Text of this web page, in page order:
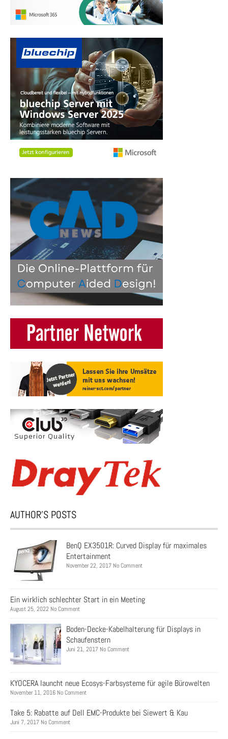
AUTHOR’S POSTS
BenQ EX3501R: Curved Display für maximales
Entertainment
November 22, 2017 No Comment
Ein wirklich schlechter Start in ein Meeting
August 25, 2022 No Comment
Boden-Decke-Kabelhalterung für Displays in
Schaufenstern
Juni 21, 2017 No Comment
KYOCERA launcht neue Ecosys-Farbsysteme für agile Bürowelten
November 11, 2016 No Comment
Take 5: Rabatte auf Dell EMC-Produkte bei Siewert & Kau
Juni 7, 2017 No Comment